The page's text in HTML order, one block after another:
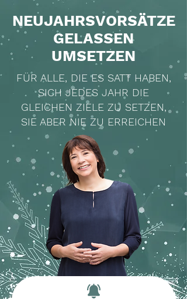
NEUJAHRSVORSÄTZE
GELASSEN
UMSETZEN
FÜR ALLE, DIE ES SATT HABEN,
SICH JEDES JAHR DIE
GLEICHEN ZIELE ZU SETZEN,
SIE ABER NIE ZU ERREICHEN